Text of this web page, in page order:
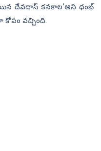
దేవదాస్‌ కనకాల’అని థంబ్‌
వచ్చింది.